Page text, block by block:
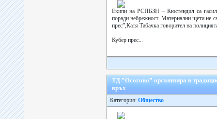
Екипи на РСПБЗН – Кюстендил са
поради небрежност. Материални щети не
прес”,Катя Табачка говорител на
Кубер прес...
ТД ”Осогово” организира в
връх
Категория: Общество